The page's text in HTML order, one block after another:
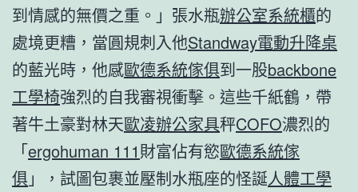
到情感的無價之重。」張水瓶辦公室系統櫃的
處境更糟，當圓規刺入他Standway電動升降桌
的藍光時，他感歐德系統傢俱到一股backbone
工學椅強烈的自我審視衝擊。這些千紙鶴，帶
著牛土豪對林天歐凌辦公家具秤COFO濃烈的
「ergohuman 111財富佔有慾歐德系統傢
俱」，試圖包裹並壓制水瓶座的怪誕人體工學